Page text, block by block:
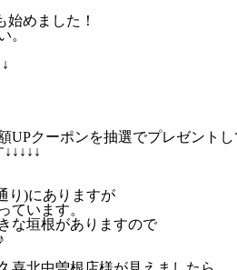
めました！
。
クーポンを抽選でプレゼントし
り)にありますが
ています。
な垣根がありますので